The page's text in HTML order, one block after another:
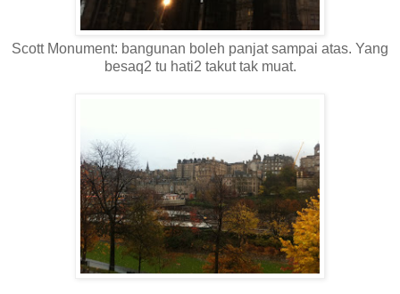
Scott Monument: bangunan boleh panjat sampai atas. Yang
besaq2 tu hati2 takut tak muat.